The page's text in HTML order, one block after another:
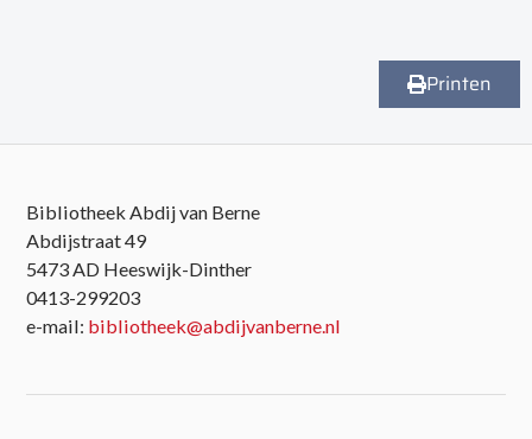
Printen
Bibliotheek Abdij van Berne
Abdijstraat 49
5473 AD Heeswijk-Dinther
0413-299203
e-mail: bibliotheek@abdijvanberne.nl